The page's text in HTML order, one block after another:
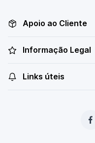
Apoio ao Cliente
Informação Legal
Links úteis